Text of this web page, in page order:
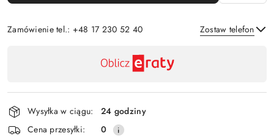
Zamówienie tel.: +48 17 230 52 40 Zostaw telefon
płatność
i
dostawa
Wysyłka w ciągu:
24 godziny
Cena przesyłki:
0